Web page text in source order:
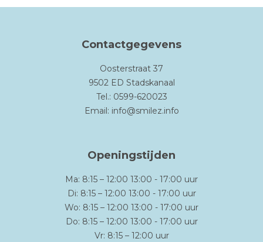
Contactgegevens
Oosterstraat 37
9502 ED Stadskanaal
Tel.: 0599-620023
Email: info@smilez.info
Openingstijden
Ma: 8:15 – 12:00 13:00 - 17:00 uur
Di: 8:15 – 12:00 13:00 - 17:00 uur
Wo: 8:15 – 12:00 13:00 - 17:00 uur
Do: 8:15 – 12:00 13:00 - 17:00 uur
Vr: 8:15 – 12:00 uur